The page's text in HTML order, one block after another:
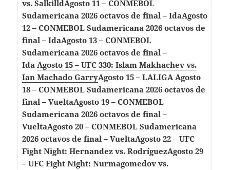
vs. SalkilldAgosto 11 – CONMEBOL
Sudamericana 2026 octavos de final – IdaAgosto
12 – CONMEBOL Sudamericana 2026 octavos de
final – IdaAgosto 13 – CONMEBOL
Sudamericana 2026 octavos de final –
Ida Agosto 15 – UFC 330: Islam Makhachev vs.
Ian Machado GarryAgosto 15 – LALIGA Agosto
18 – CONMEBOL Sudamericana 2026 octavos de
final – VueltaAgosto 19 – CONMEBOL
Sudamericana 2026 octavos de final –
VueltaAgosto 20 – CONMEBOL Sudamericana
2026 octavos de final – VueltaAgosto 22– UFC
Fight Night: Hernandez vs. RodríguezAgosto 29
– UFC Fight Night: Nurmagomedov vs.